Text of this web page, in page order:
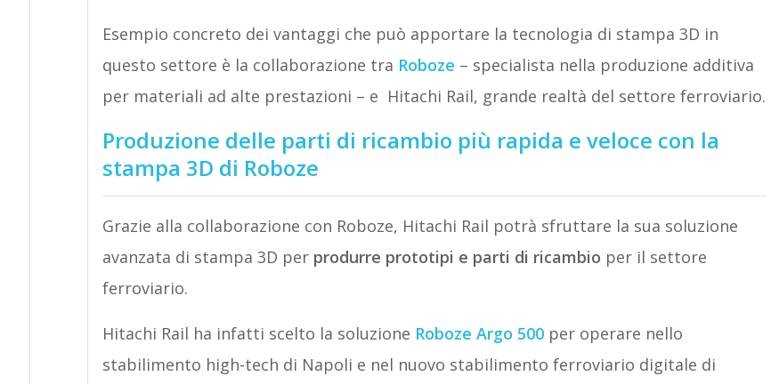
Esempio concreto dei vantaggi che può apportare la tecnologia di stampa 3D in
questo settore è la collaborazione tra Roboze – specialista nella produzione additiva
per materiali ad alte prestazioni – e Hitachi Rail, grande realtà del settore ferroviario.
Produzione delle parti di ricambio più rapida e veloce con la
stampa 3D di Roboze
Grazie alla collaborazione con Roboze, Hitachi Rail potrà sfruttare la sua soluzione
avanzata di stampa 3D perprodurre prototipi e parti di ricambio per il settore
ferroviario.
Hitachi Rail ha infatti scelto la soluzione Roboze Argo 500per operare nello
stabilimento high-tech di Napoli e nel nuovo stabilimento ferroviario digitale di